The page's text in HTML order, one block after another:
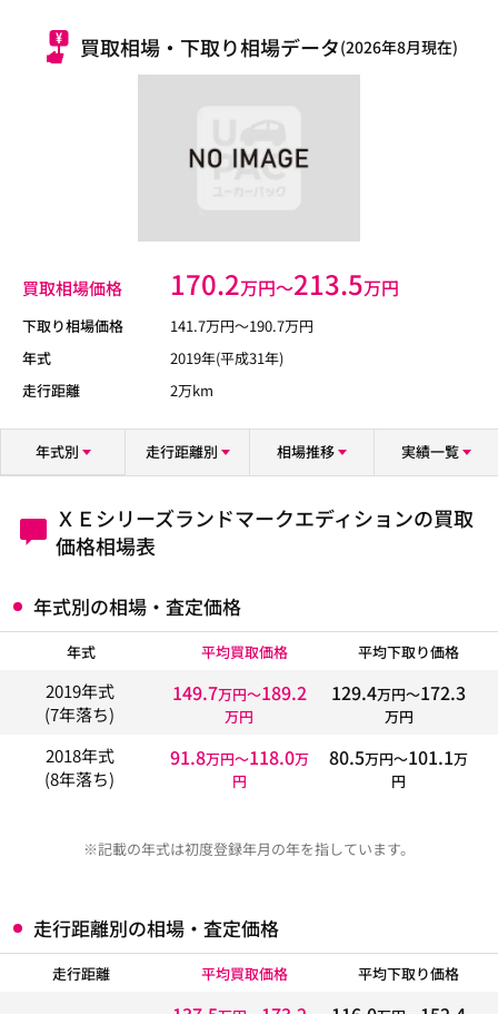
買取相場・下取り相場データ(2026年8月現在)
買取相場価格 170.2万円〜213.5万円
下取り相場価格 141.7万円〜190.7万円
年式
2019年(平成31年)
走行距離
2万km
年式別 走行距離別 相場推移 実績一覧
ＸＥシリーズランドマークエディションの買取
価格相場表
年式別の相場・査定価格
年式 平均買取価格 平均下取り価格
2019年式
(7年落ち)
149.7万円〜189.2
万円
129.4万円〜172.3
万円
2018年式
(8年落ち)
91.8万円〜118.0万
円
80.5万円〜101.1万
円
※記載の年式は初度登録年月の年を指しています。
走行距離別の相場・査定価格
走行距離 平均買取価格 平均下取り価格